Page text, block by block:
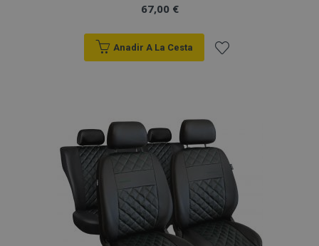
67,00 €
Anadir A La Cesta
Lista
de
Deseos